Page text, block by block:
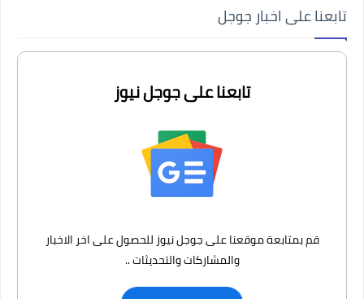
تابعنا على اخبار جوجل
تابعنا على جوجل نيوز
قم بمتابعة موقعنا على جوجل نيوز للحصول على اخر الاخبار
والمشاركات والتحديثات ..